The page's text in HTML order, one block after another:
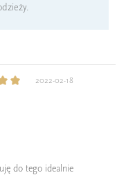
2022-02-18
do tego idealnie